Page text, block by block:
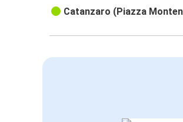
Catanzaro (Piazza